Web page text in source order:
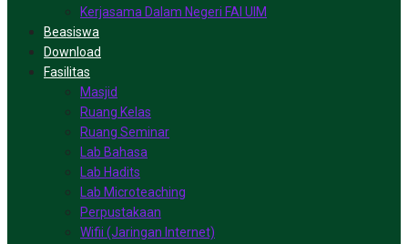
Kerjasama Dalam Negeri FAI UIM
Beasiswa
Download
Fasilitas
Masjid
Ruang Kelas
Ruang Seminar
Lab Bahasa
Lab Hadits
Lab Microteaching
Perpustakaan
Wifii (Jaringan Internet)